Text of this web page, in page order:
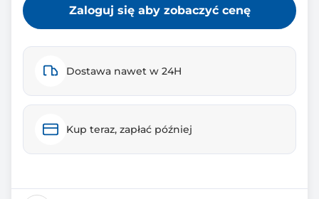
Zaloguj się aby zobaczyć cenę
Dostawa nawet w 24H
Kup teraz, zapłać później